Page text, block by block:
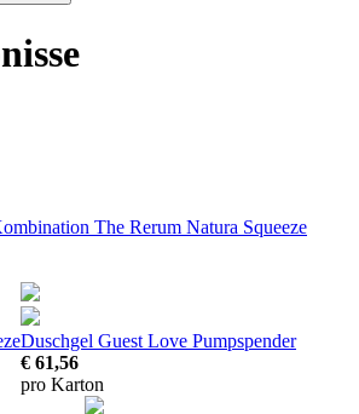
Bodylotion
The Rerum Natura Squeeze
Duschgel Guest Love Pumpspender
€ 61,56
pro Karton